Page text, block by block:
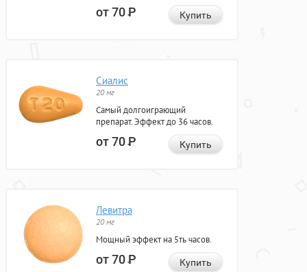
от 70Р Купить
Сиалис
20 мг
Самый долгоиграющий
препарат. Эффект до 36 часов.
от 70Р Купить
Левитра
20 мг
Мощный эффект на 5ть часов.
от 70Р Купить